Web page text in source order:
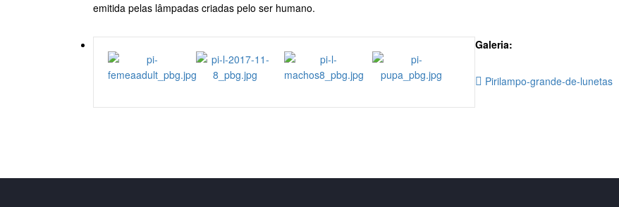
emitida pelas lâmpadas criadas pelo ser humano.
Galeria:
Pirilampo-grande-de-lunetas